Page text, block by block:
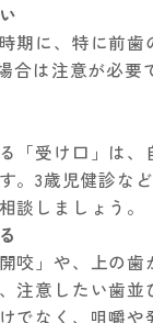
期に、特に前歯
合は注意が必要
「受け口」は、
。3歳児健診な
談しましょう。
咬」や、上の歯
注意したい歯並
でなく、咀嚼や